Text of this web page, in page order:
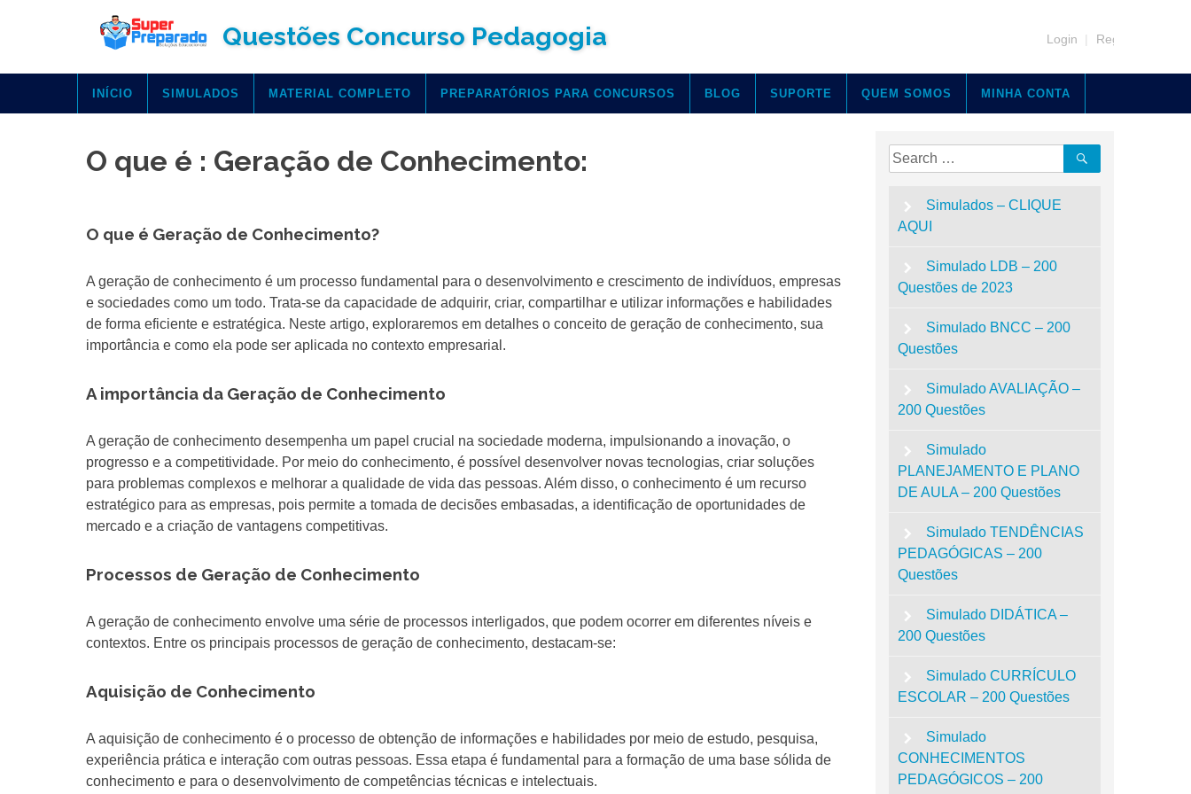
Questões Concurso Pedagogia Login | Register
INÍCIO SIMULADOS MATERIAL COMPLETO PREPARATÓRIOS PARA CONCURSOS BLOG SUPORTE QUEM SOMOS MINHA CONTA
O que é : Geração de Conhecimento:
O que é Geração de Conhecimento?
A geração de conhecimento é um processo fundamental para o desenvolvimento e crescimento de indivíduos, empresas
e sociedades como um todo. Trata-se da capacidade de adquirir, criar, compartilhar e utilizar informações e habilidades
de forma eficiente e estratégica. Neste artigo, exploraremos em detalhes o conceito de geração de conhecimento, sua
importância e como ela pode ser aplicada no contexto empresarial.
A importância da Geração de Conhecimento
A geração de conhecimento desempenha um papel crucial na sociedade moderna, impulsionando a inovação, o
progresso e a competitividade. Por meio do conhecimento, é possível desenvolver novas tecnologias, criar soluções
para problemas complexos e melhorar a qualidade de vida das pessoas. Além disso, o conhecimento é um recurso
estratégico para as empresas, pois permite a tomada de decisões embasadas, a identificação de oportunidades de
mercado e a criação de vantagens competitivas.
Processos de Geração de Conhecimento
A geração de conhecimento envolve uma série de processos interligados, que podem ocorrer em diferentes níveis e
contextos. Entre os principais processos de geração de conhecimento, destacam-se:
Aquisição de Conhecimento
A aquisição de conhecimento é o processo de obtenção de informações e habilidades por meio de estudo, pesquisa,
experiência prática e interação com outras pessoas. Essa etapa é fundamental para a formação de uma base sólida de
conhecimento e para o desenvolvimento de competências técnicas e intelectuais.
Search
for:
Simulados – CLIQUE
AQUI
Simulado LDB – 200
Questões de 2023
Simulado BNCC – 200
Questões
Simulado AVALIAÇÃO –
200 Questões
Simulado
PLANEJAMENTO E PLANO
DE AULA – 200 Questões
Simulado TENDÊNCIAS
PEDAGÓGICAS – 200
Questões
Simulado DIDÁTICA –
200 Questões
Simulado CURRÍCULO
ESCOLAR – 200 Questões
Simulado
CONHECIMENTOS
PEDAGÓGICOS – 200